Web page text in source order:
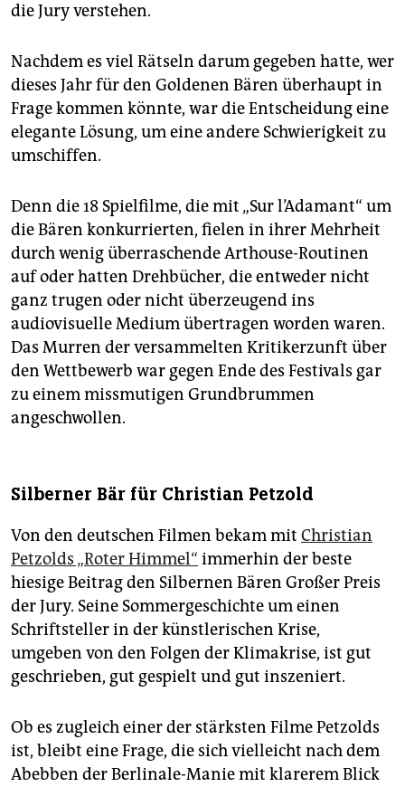
die Jury verstehen.
Nachdem es viel Rätseln darum gegeben hatte, wer
dieses Jahr für den Goldenen Bären überhaupt in
Frage kommen könnte, war die Entscheidung eine
elegante Lösung, um eine andere Schwierigkeit zu
umschiffen.
Denn die 18 Spielfilme, die mit „Sur l’Adamant“ um
die Bären konkurrierten, fielen in ihrer Mehrheit
durch wenig überraschende Arthouse-Routinen
auf oder hatten Drehbücher, die entweder nicht
ganz trugen oder nicht überzeugend ins
audiovisuelle Medium übertragen worden waren.
Das Murren der versammelten Kritikerzunft über
den Wettbewerb war gegen Ende des Festivals gar
zu einem missmutigen Grundbrummen
angeschwollen.
Silberner Bär für Christian Petzold
Von den deutschen Filmen bekam mit Christian
Petzolds „Roter Himmel“ immerhin der beste
hiesige Beitrag den Silbernen Bären Großer Preis
der Jury. Seine Sommergeschichte um einen
Schriftsteller in der künstlerischen Krise,
umgeben von den Folgen der Klimakrise, ist gut
geschrieben, gut gespielt und gut inszeniert.
Ob es zugleich einer der stärksten Filme Petzolds
ist, bleibt eine Frage, die sich vielleicht nach dem
Abebben der Berlinale-Manie mit klarerem Blick